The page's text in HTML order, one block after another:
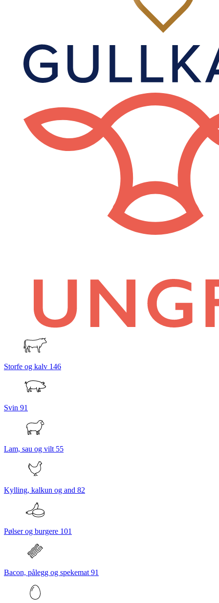
Storfe og kalv 146
Svin 91
Lam, sau og vilt 55
Kylling, kalkun og and 82
Pølser og burgere 101
Bacon, pålegg og spekemat 91